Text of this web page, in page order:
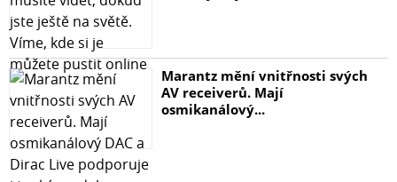
Marantz mění vnitřnosti svých
AV receiverů. Mají
osmikanálový...